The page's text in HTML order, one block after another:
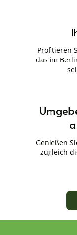
Profitieren
das im
Genießen
zugleich